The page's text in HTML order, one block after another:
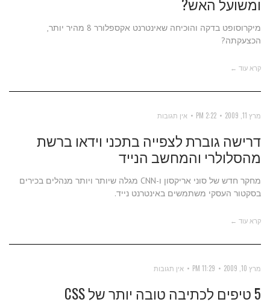
מיקרוסופט בדקה והוכיחה שאינטרנט אקספלורר 8 מהיר יותר,
הכצעקתה?
קרא עוד ←
מרץ 11, 2009 2:22 PM אין תגובות
דרישה גוברת לצפייה בתכני וידאו ברשת
מהסלולרי והמחשב הנייד
מחקר חדש של סוני אריקסון ו-CNN מגלה שיותר ויותר מנהלים בכירים
בסקטור העסקי משתמשים באינטרנט נייד.
קרא עוד ←
מרץ 10, 2009 11:29 PM אין תגובות
5 טיפים לכתיבה טובה יותר של CSS